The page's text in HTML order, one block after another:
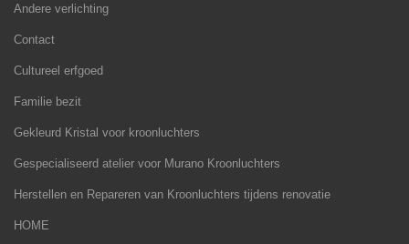
Andere verlichting
Contact
Cultureel erfgoed
Familie bezit
Gekleurd Kristal voor kroonluchters
Gespecialiseerd atelier voor Murano Kroonluchters
Herstellen en Repareren van Kroonluchters tijdens renovatie
HOME